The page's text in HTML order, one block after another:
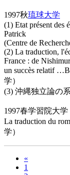
1997秋琉球大学
(1) Etat présent des
Patrick
(Centre de
(2) La traduction,
France : de
un succès relatif
学）
(3) 沖縄独立論の
1997春学習院大学
La traduction du
学）
«
1